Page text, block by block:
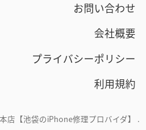
お問い合わせ
会社概要
プライバシーポリシー
利用規約
店【池袋のiPhone修理プロバイダ】 .